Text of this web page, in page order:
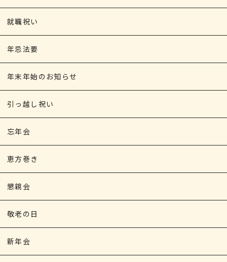
就職祝い
年忌法要
年末年始のお知らせ
引っ越し祝い
忘年会
恵方巻き
懇親会
敬老の日
新年会